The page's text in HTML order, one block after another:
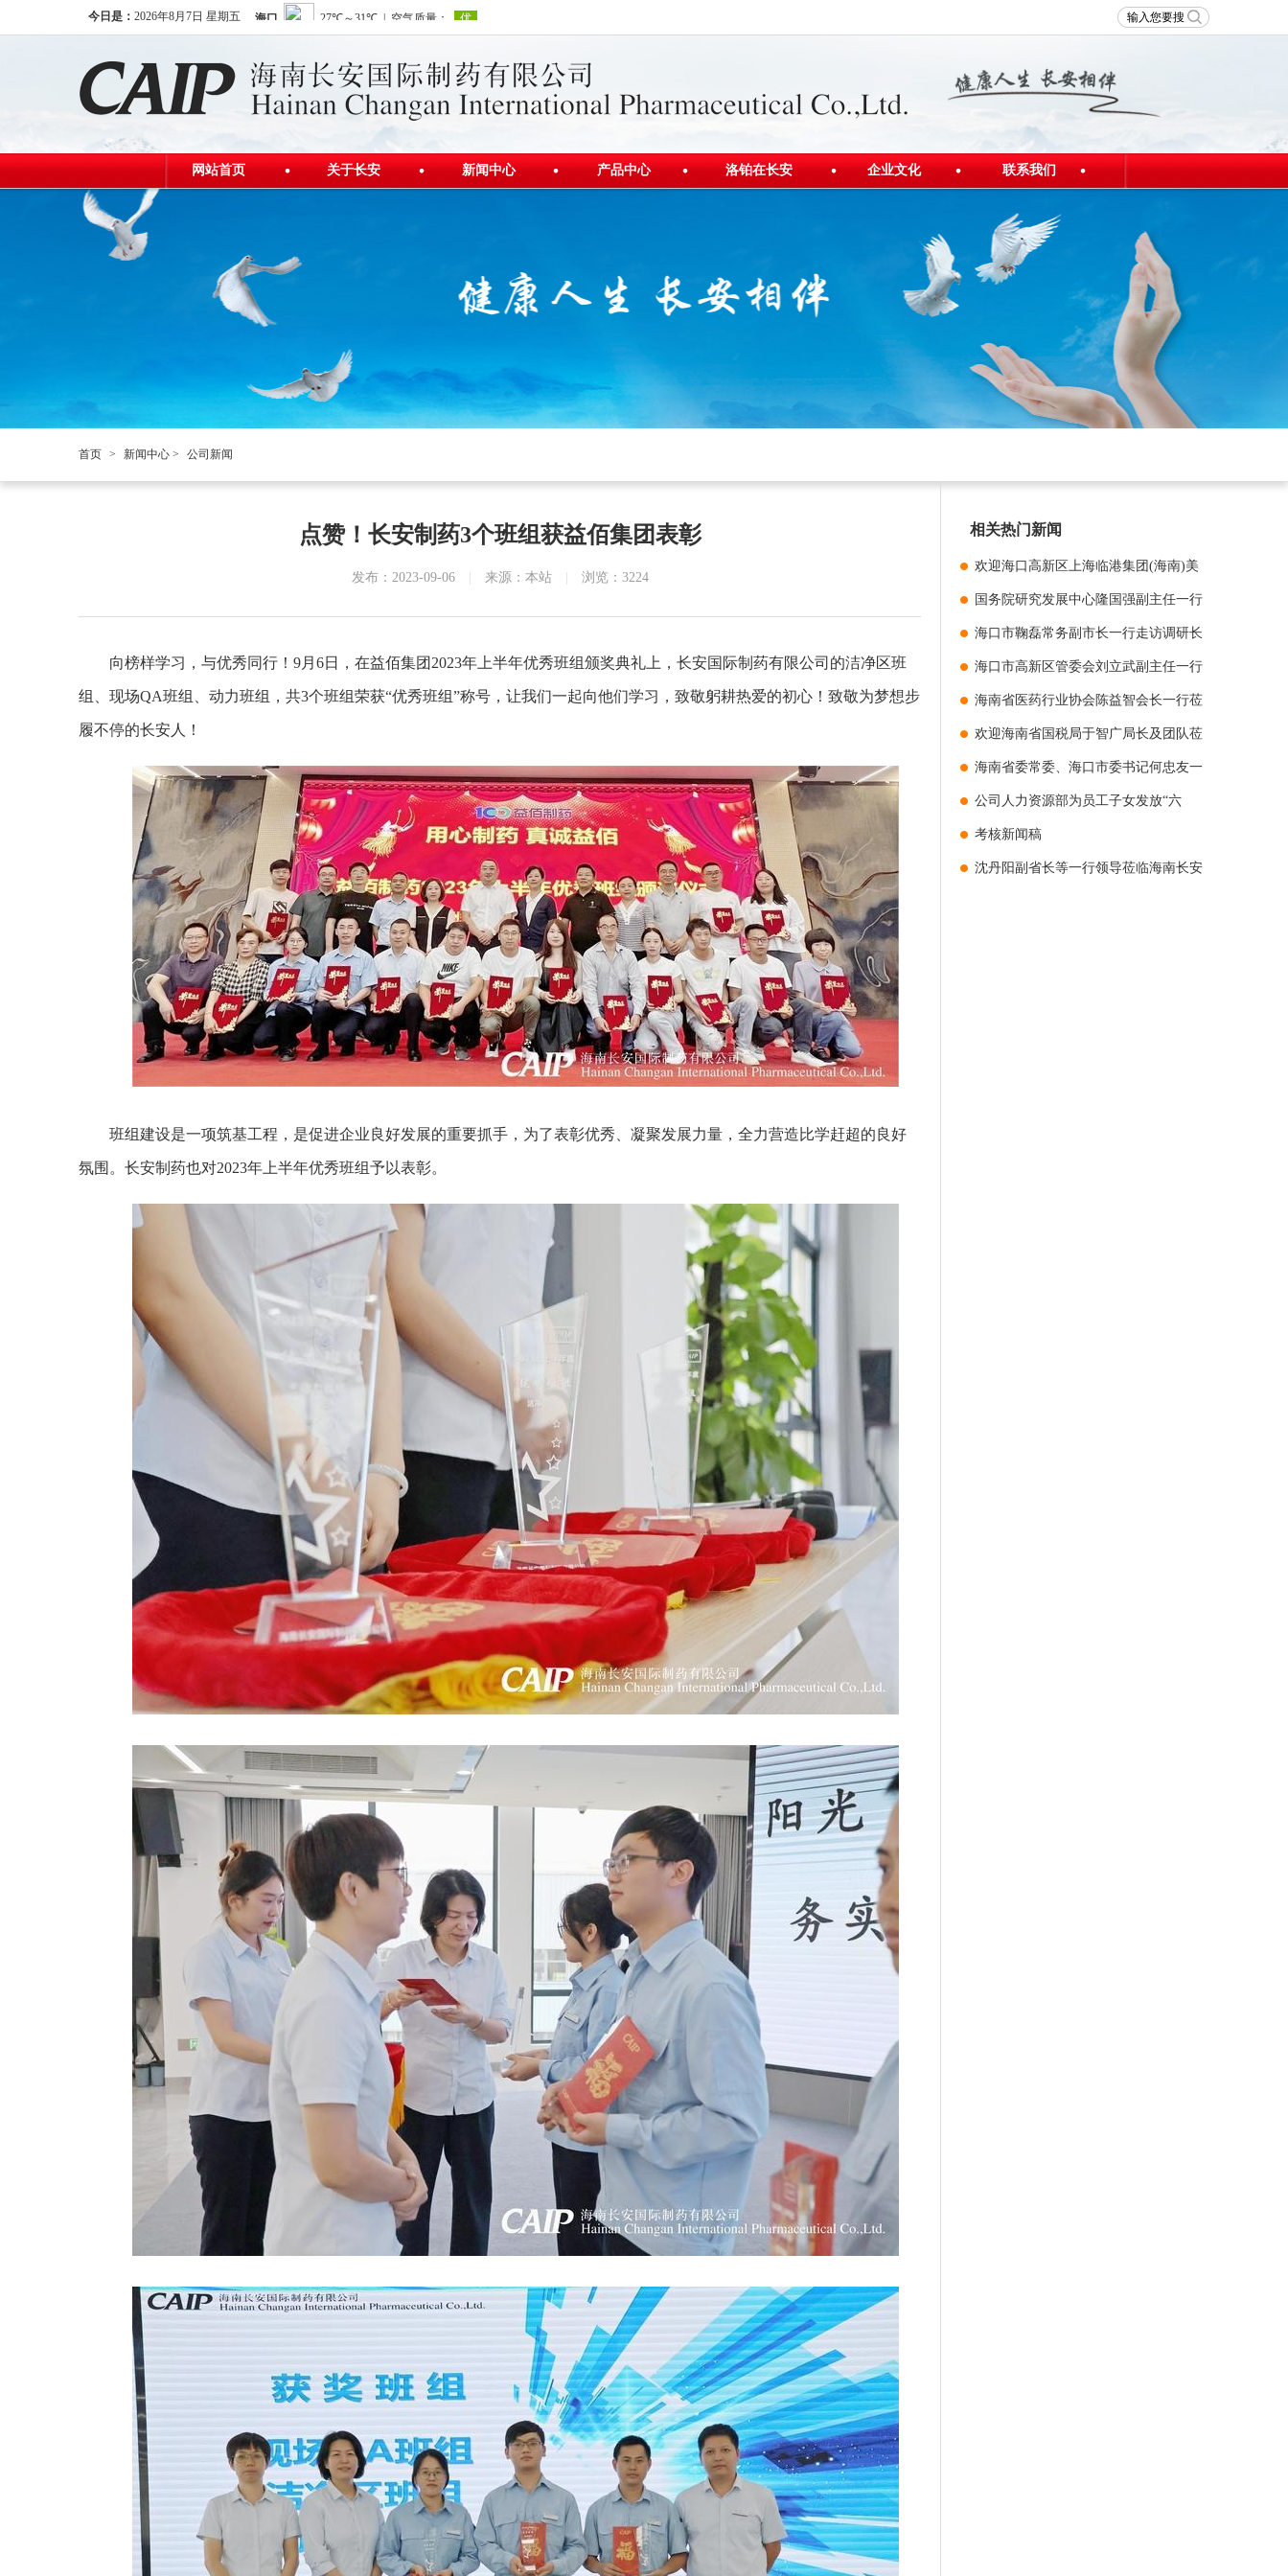
今日是： 2026年8月7日 星期五
网站首页 关于长安 新闻中心 产品中心 洛铂在长安 企业文化
员工风采
联系我们
人才招聘
首页 > 新闻中心 > 公司新闻
点赞！长安制药3个班组获益佰集团表彰
发布：2023-09-06 来源：本站 浏览：3224
向榜样学习，与优秀同行！9月6日，在益佰集团2023年上半年优秀班组颁奖典礼上，长安国际制药有限公司的洁净区班
组、现场QA班组、动力班组，共3个班组荣获“优秀班组”称号，让我们一起向他们学习，致敬躬耕热爱的初心！致敬为梦想步
履不停的长安人！
班组建设是一项筑基工程，是促进企业良好发展的重要抓手，为了表彰优秀、凝聚发展力量，全力营造比学赶超的良好
氛围。长安制药也对2023年上半年优秀班组予以表彰。
相关热门新闻
欢迎海口高新区上海临港集团(海南)美
安科技城管理公司领导莅临指导
国务院研究发展中心隆国强副主任一行
到长安制药美安科技新城新厂项目调研
海口市鞠磊常务副市长一行走访调研长
安制药
海口市高新区管委会刘立武副主任一行
莅临海南长安制药美安科技新城新厂项
目调研项目进
海南省医药行业协会陈益智会长一行莅
临走访调研
欢迎海南省国税局于智广局长及团队莅
临我司指导工作
海南省委常委、海口市委书记何忠友一
行领导莅临长安制药美安科技新城新厂
建设项目考察
公司人力资源部为员工子女发放“六
一”儿童节礼物
考核新闻稿
沈丹阳副省长等一行领导莅临海南长安